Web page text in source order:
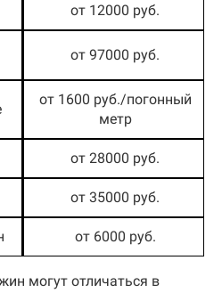
от 12000 руб.
от 97000 руб.
от 1600 руб./погонный
метр
от 28000 руб.
от 35000 руб.
от 6000 руб.
могут отличаться в